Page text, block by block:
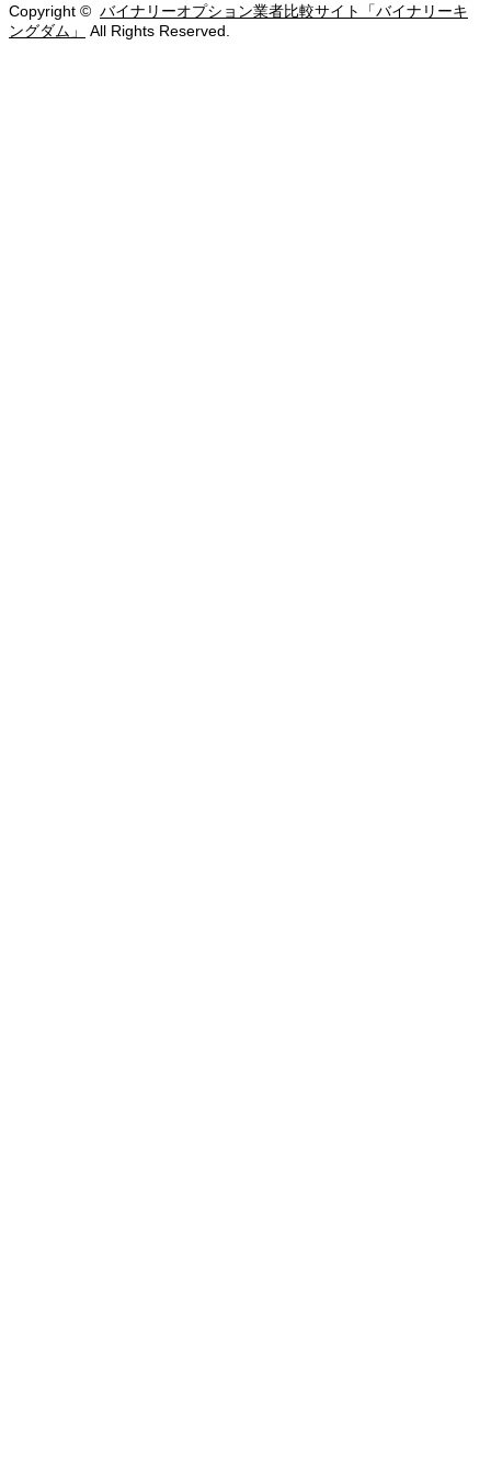
Copyright © バイナリーオプション業者比較サイト「バイナリーキ
ングダム」
All Rights Reserved.